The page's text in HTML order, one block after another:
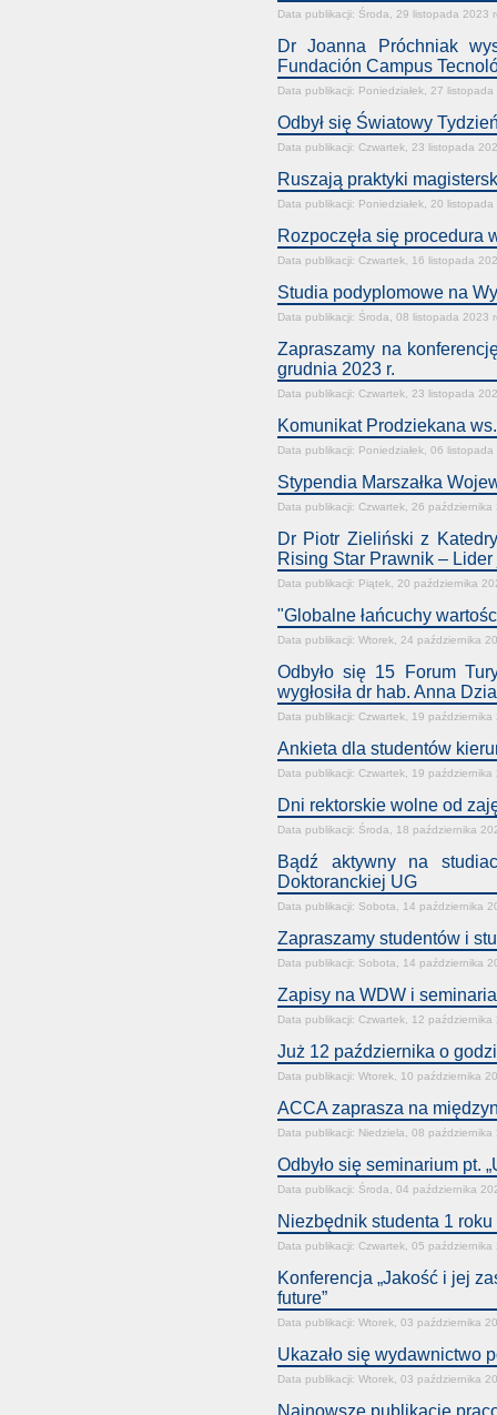
Data publikacji: Środa, 29 listopada 2023
Dr Joanna Próchniak
Fundación Campus
Data publikacji: Poniedziałek, 27
Odbył się Światowy
Data publikacji: Czwartek, 23 listopada
Ruszają praktyki
Data publikacji: Poniedziałek, 20
Rozpoczęła się procedura
Data publikacji: Czwartek, 16 listopada
Studia podyplomowe na
Data publikacji: Środa, 08 listopada 2023
Zapraszamy na
grudnia 2023 r.
Data publikacji: Czwartek, 23 listopada
Komunikat Prodziekana
Data publikacji: Poniedziałek, 06
Stypendia Marszałka
Data publikacji: Czwartek, 26 października
Dr Piotr Zieliński z
Rising Star Prawnik – Lider
Data publikacji: Piątek, 20 października
"Globalne łańcuchy
Data publikacji: Wtorek, 24 października
Odbyło się 15 Forum
wygłosiła dr hab. Anna
Data publikacji: Czwartek, 19 października
Ankieta dla studentów
Data publikacji: Czwartek, 19 października
Dni rektorskie wolne od
Data publikacji: Środa, 18 października
Bądź aktywny na
Doktoranckiej UG
Data publikacji: Sobota, 14 października
Zapraszamy studentów i
Data publikacji: Sobota, 14 października
Zapisy na WDW i
Data publikacji: Czwartek, 12 października
Już 12 października o
Data publikacji: Wtorek, 10 października
ACCA zaprasza na
Data publikacji: Niedziela, 08 października
Odbyło się seminarium pt.
Data publikacji: Środa, 04 października
Niezbędnik studenta 1 roku
Data publikacji: Czwartek, 05 października
Konferencja „Jakość i jej
future”
Data publikacji: Wtorek, 03 października
Ukazało się wydawnictwo
Data publikacji: Wtorek, 03 października
Najnowsze publikacje